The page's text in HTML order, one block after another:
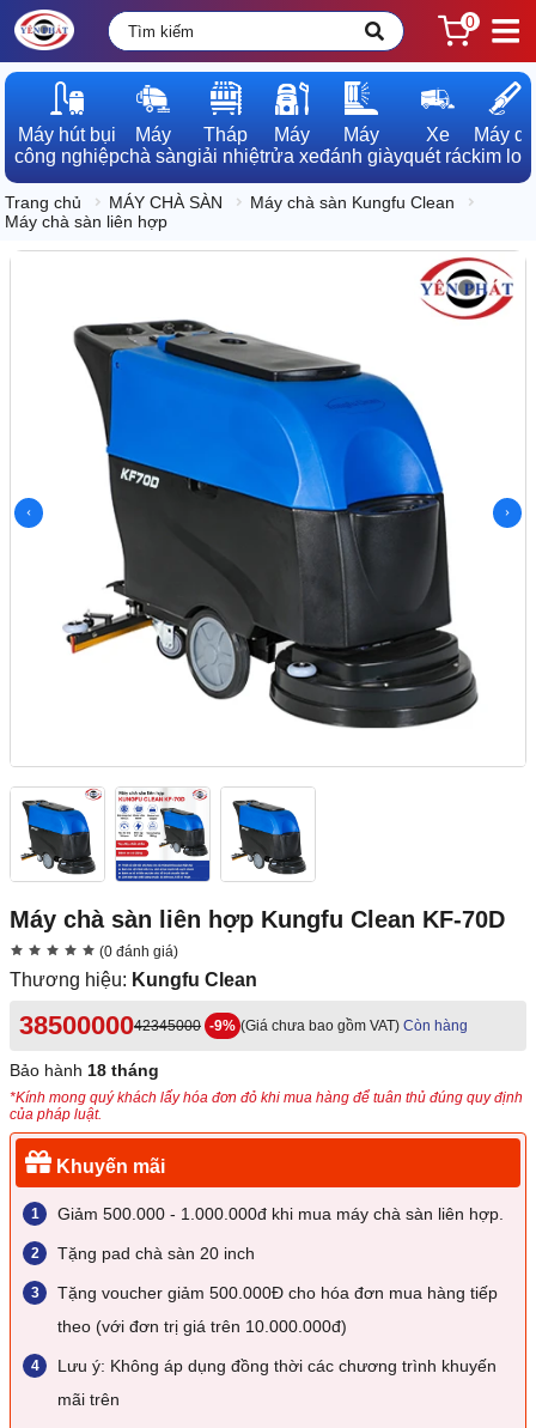
0
Máy hút bụi
công nghiệp
Máy
chà sàn
Tháp
giải nhiệt
Máy
rửa xe
Máy
đánh giày
Xe
quét rác
Máy dò
kim loại
Trang chủ MÁY CHÀ SÀN
Máy chà sàn Kungfu Clean
Máy chà sàn liên hợp
Máy chà sàn liên hợp Kungfu Clean KF-70D
(0 đánh giá)
Thương hiệu: Kungfu Clean
3850000042345000 -9% (Giá chưa bao gồm VAT) Còn hàng
Bảo hành 18 tháng
*Kính mong quý khách lấy hóa đơn đỏ khi mua hàng để tuân thủ đúng quy định
của pháp luật.
Khuyến mãi
Giảm 500.000 - 1.000.000đ khi mua máy chà sàn liên hợp.
Tặng pad chà sàn 20 inch
Tặng voucher giảm 500.000Đ cho hóa đơn mua hàng tiếp
theo (với đơn trị giá trên 10.000.000đ)
Lưu ý: Không áp dụng đồng thời các chương trình khuyến
mãi trên